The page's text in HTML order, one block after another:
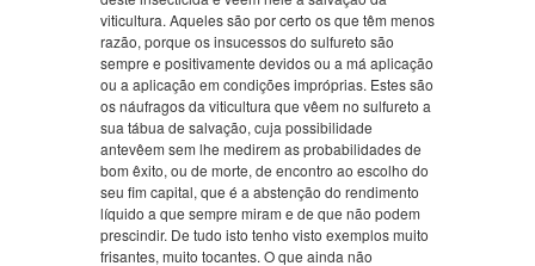
viticultura. Aqueles são por certo os que têm menos
razão, porque os insucessos do sulfureto são
sempre e positivamente devidos ou a má aplicação
ou a aplicação em condições impróprias. Estes são
os náufragos da viticultura que vêem no sulfureto a
sua tábua de salvação, cuja possibilidade
antevêem sem lhe medirem as probabilidades de
bom êxito, ou de morte, de encontro ao escolho do
seu fim capital, que é a abstenção do rendimento
líquido a que sempre miram e de que não podem
prescindir. De tudo isto tenho visto exemplos muito
frisantes, muito tocantes. O que ainda não